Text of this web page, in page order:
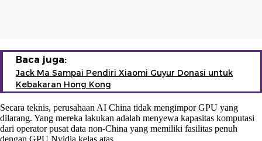
Baca juga:
Jack Ma Sampai Pendiri Xiaomi Guyur Donasi untuk
Kebakaran Hong Kong
Secara teknis, perusahaan AI China tidak mengimpor GPU yang
dilarang. Yang mereka lakukan adalah menyewa kapasitas komputasi
dari operator pusat data non-China yang memiliki fasilitas penuh
dengan GPU Nvidia kelas atas.